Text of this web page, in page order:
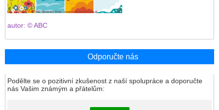
autor: © ABC
Odporučte nás
Podělte se o pozitivní zkušenost z naší spolupráce a doporučte
nás Vašim známým a přátelům: